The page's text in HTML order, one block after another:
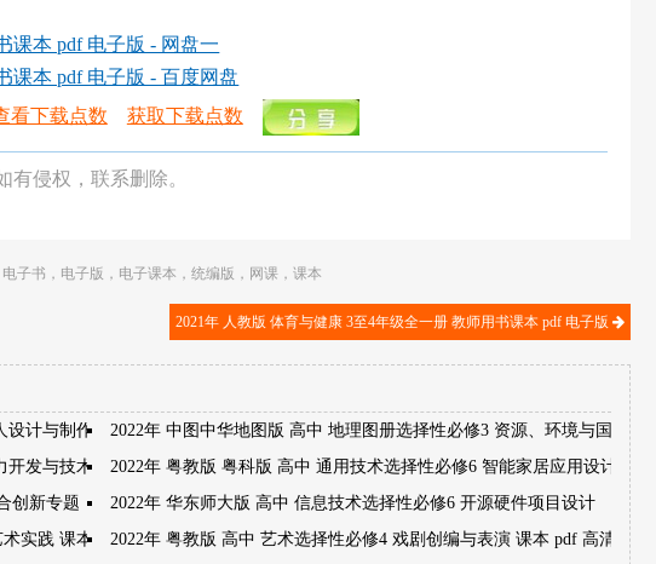
课本 pdf 电子版 - 网盘一
课本 pdf 电子版 - 百度网盘
看下载点数
获取下载点数
侵权，联系删除。
电子书 ， 电子版 ， 电子课本 ，统编版 ， 网课 ，课本
2021年 人教版 体育与健康 3至4年级全一册 教师用书课本 pdf 电子版
设计与制作
2022年 中图中华地图版 高中 地理图册选择性必修3 资源、环境与国家安全
开发与技术发明2022年 粤教版 粤科版 高中 通用技术选择性必修6 智能家居应用设计
创新专题
2022年 华东师大版 高中 信息技术选择性必修6 开源硬件项目设计
实践 课本 pdf 高清2022年 粤教版 高中 艺术选择性必修4 戏剧创编与表演 课本 pdf 高清